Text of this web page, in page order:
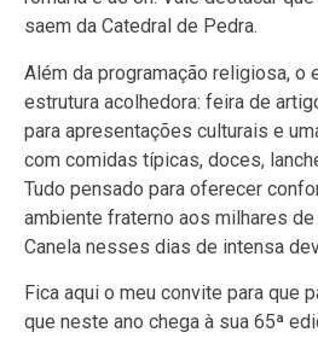
saem da Catedral de Pedra.
Além da programação religiosa, o
estrutura acolhedora: feira de
para apresentações culturais e
com comidas típicas, doces,
Tudo pensado para oferecer
ambiente fraterno aos milhares
Canela nesses dias de intensa
Fica aqui o meu convite para que
que neste ano chega à sua 65ª